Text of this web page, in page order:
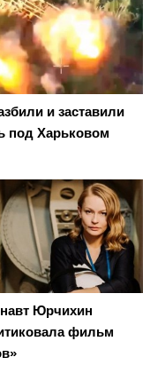
и заставили
под Харьковом
Юрчихин
фильм